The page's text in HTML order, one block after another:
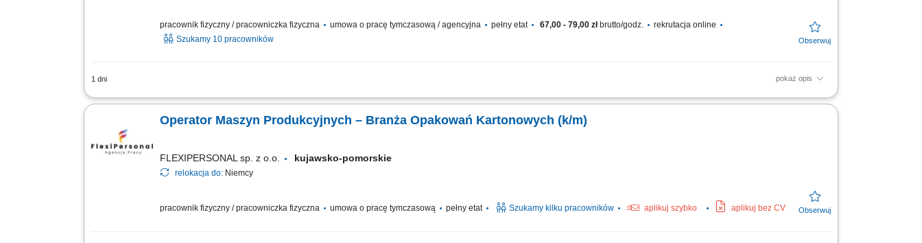
pracownik fizyczny / pracowniczka fizyczna umowa o pracę tymczasową / agencyjna pełny etat 67,00 - 79,00 złbrutto/godz.
rekrutacja online
Szukamy 10 pracowników
1 dni pokaż opis
Opis stanowiska realizacja zadań na linii produkcyjnej w zakładzie przetwórstwa drobiowego, zawieszanie drobiu na elementach transportowych linii produkcyjnej,
Operator Maszyn Produkcyjnych – Branża Opakowań Kartonowych (k/m)
FLEXIPERSONAL sp. z o.o. kujawsko-pomorskie
relokacja do: Niemcy
pracownik fizyczny / pracowniczka fizyczna umowa o pracę tymczasową pełny etat Szukamy kilku pracowników aplikuj szybko aplikuj bez CV